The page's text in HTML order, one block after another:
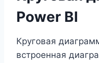
Power BI
Круговая
встроенная